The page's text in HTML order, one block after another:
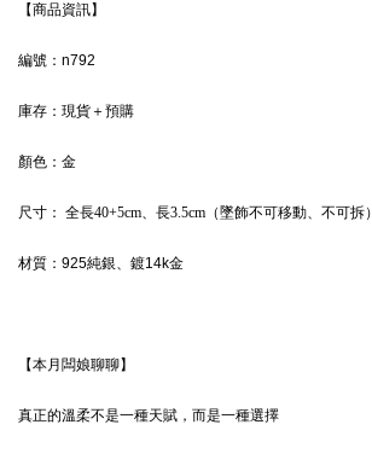
【商品資訊】
編號：n792
庫存：現貨＋預購
顏色： 金
尺寸： 全長40+5cm、長3.5cm（墜飾不可移動、不可拆）
材質： 925純銀、鍍14k金
【本月闆娘聊聊】
真正的溫柔不是一種天賦，而是一種選擇